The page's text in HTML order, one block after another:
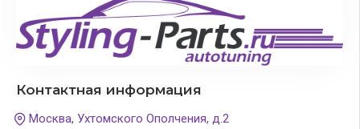
Контактная информация
Москва, Ухтомского Ополчения, д.2